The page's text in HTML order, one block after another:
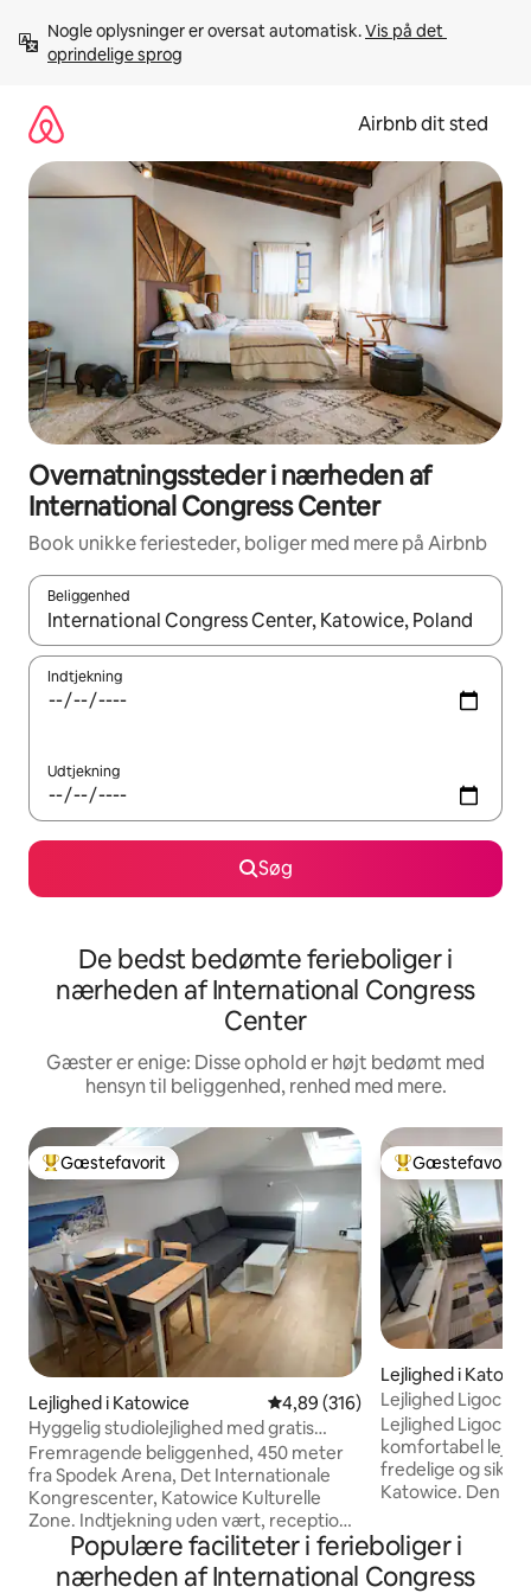
videre
Nogle oplysninger er oversat automatisk. Vis på det
oprindelige sprog
Airbnb dit sted
Overnatningssteder i nærheden af
International Congress Center
Book unikke feriesteder, boliger med mere på Airbnb
Beliggenhed
Når resultaterne er tilgængelige, skal du navigere med
Indtjekning
Udtjekning
Søg
De bedst bedømte ferieboliger i
nærheden af International Congress
Center
Gæster er enige: Disse ophold er højt bedømt med
hensyn til beliggenhed, renhed med mere.
Bedste gæstefavorit
Gæstefavorit
Lejlighed i Katowice 4,89 ud af 5 i gennemsnitlig
4,89 (316)
Hyggelig studiolejlighed med gratis
parkering på stedet
Fremragende beliggenhed, 450 meter
fra Spodek Arena, Det Internationale
Kongrescenter, Katowice Kulturelle
Zone. Indtjekning uden vært, reception
man-fre 7.00-19.00, sikkerhed og gratis,
overvåget parkering. Airconditioneret,
sikker, fuldt udstyret, stille lejlighed. I
Bedste
Gæstefavorit
Lejlighed i
Lejlighed Ligocka
Lejlighed Ligocka
komfortabel
fredelige og sikre
Katowice. Den er
minimalistisk rum
naturligt lys –
ophold.
Populære faciliteter i ferieboliger i
nærheden af International Congress